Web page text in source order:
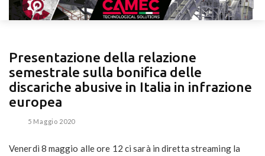
Presentazione della relazione
semestrale sulla bonifica delle
discariche abusive in Italia in infrazione
europea
5 Maggio 2020
Venerdì 8 maggio alle ore 12 ci sarà in diretta streaming la